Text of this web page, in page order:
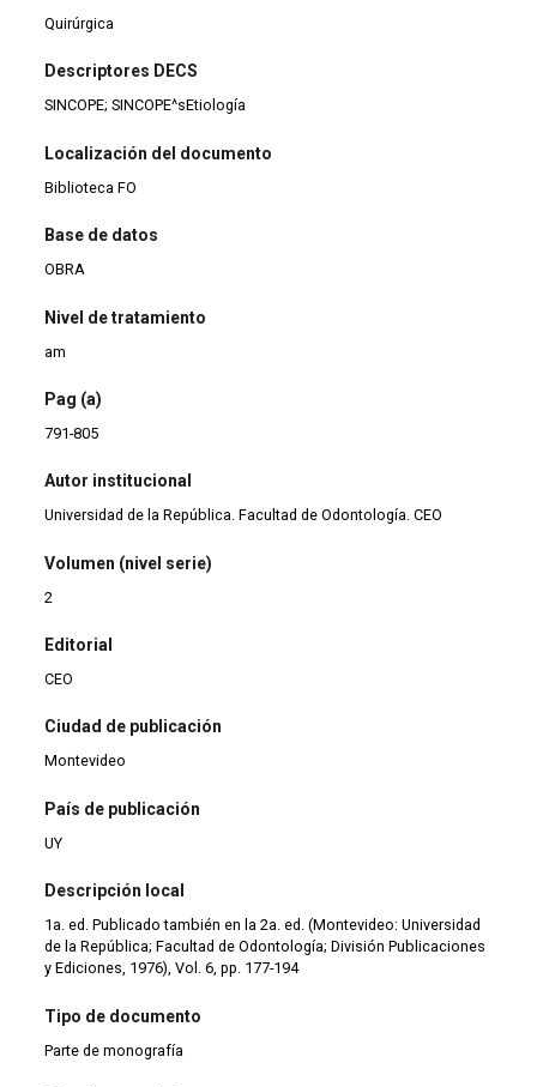
Quirúrgica
Descriptores DECS
SINCOPE; SINCOPE^sEtiología
Localización del documento
Biblioteca FO
Base de datos
OBRA
Nivel de tratamiento
am
Pag (a)
791-805
Autor institucional
Universidad de la República. Facultad de Odontología. CEO
Volumen (nivel serie)
2
Editorial
CEO
Ciudad de publicación
Montevideo
País de publicación
UY
Descripción local
1a. ed. Publicado también en la 2a. ed. (Montevideo: Universidad
de la República; Facultad de Odontología; División Publicaciones
y Ediciones, 1976), Vol. 6, pp. 177-194
Tipo de documento
Parte de monografía